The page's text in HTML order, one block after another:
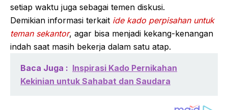
setiap waktu juga sebagai temen diskusi.
Demikian informasi terkait ide kado perpisahan untuk
teman sekantor, agar bisa menjadi kekang-kenangan
indah saat masih bekerja dalam satu atap.
Baca Juga : Inspirasi Kado Pernikahan
Kekinian untuk Sahabat dan Saudara